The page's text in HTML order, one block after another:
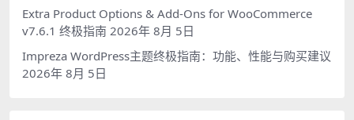
Extra Product Options & Add-Ons for WooCommerce
v7.6.1 终极指南 2026年 8月 5日
Impreza WordPress主题终极指南：功能、性能与购买建议
2026年 8月 5日